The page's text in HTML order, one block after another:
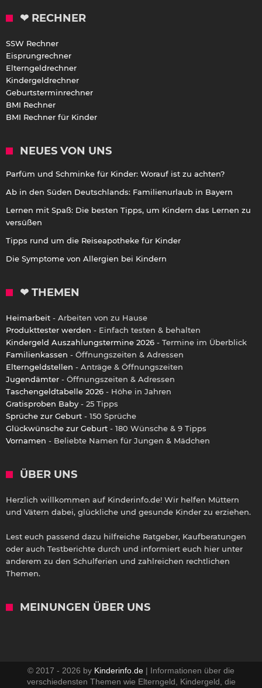
❤ RECHNER
SSW Rechner
Eisprungrechner
Elterngeldrechner
Kindergeldrechner
Geburtsterminrechner
BMI Rechner
BMI Rechner für Kinder
NEUES VON UNS
Parfüm und Schminke für Kinder: Worauf ist zu achten?
Ab in den Süden Deutschlands: Familienurlaub in Bayern
Lernen mit Spaß: Die besten Tipps, um Kindern das Lernen zu
versüßen
Tipps rund um die Reiseapotheke für Kinder
Die Symptome von Allergien bei Kindern
❤ THEMEN
Heimarbeit - Arbeiten von zu Hause
Produkttester werden - Einfach testen & behalten
Kindergeld Auszahlungstermine 2026 - Termine im Überblick
Familienkassen - Öffnungszeiten & Adressen
Elterngeldstellen - Anträge & Öffnungszeiten
Jugendämter - Öffnungszeiten & Adressen
Taschengeldtabelle 2026 - Höhe in Jahren
Gratisproben Baby - 25 Tipps
Sprüche zur Geburt - 150 Sprüche
Glückwünsche zur Geburt - 180 Wünsche & 9 Tipps
Vornamen - Beliebte Namen für Jungen & Mädchen
ÜBER UNS
Herzlich willkommen auf Kinderinfo.de! Wir helfen Müttern
und Vätern dabei, glückliche und gesunde Kinder zu erziehen.
Lest euch passend dazu hilfreiche Ratgeber, Kaufberatungen
oder auch Testberichte durch und informiert euch hier unter
anderem zu den Schulferien und zahlreichen rechtlichen
Themen.
MEINUNGEN ÜBER UNS
© 2017 - 2026 by Kinderinfo.de | Informationen über die
verschiedensten Themen wie Elterngeld, Kindergeld, die